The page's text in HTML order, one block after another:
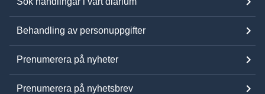
Behandling av personuppgifter
Prenumerera på nyheter
Prenumerera på nyhetsbrev